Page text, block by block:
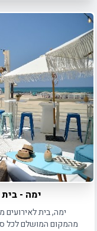
ימה -
ימה, בית לאירועים